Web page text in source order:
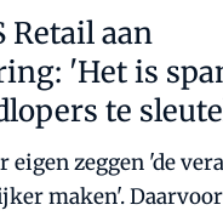
Retail aan
'Het is
te
eigen zeggen 'de
maken'.